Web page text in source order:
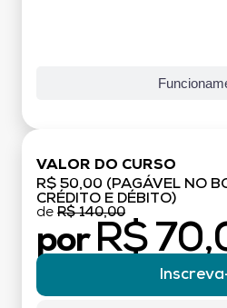
VALOR DO CURSO
R$ 50,00 (PAGÁVEL NO
CRÉDITO E DÉBITO)
de R$ 140,00
por R$